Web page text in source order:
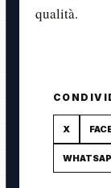
qualità.
X